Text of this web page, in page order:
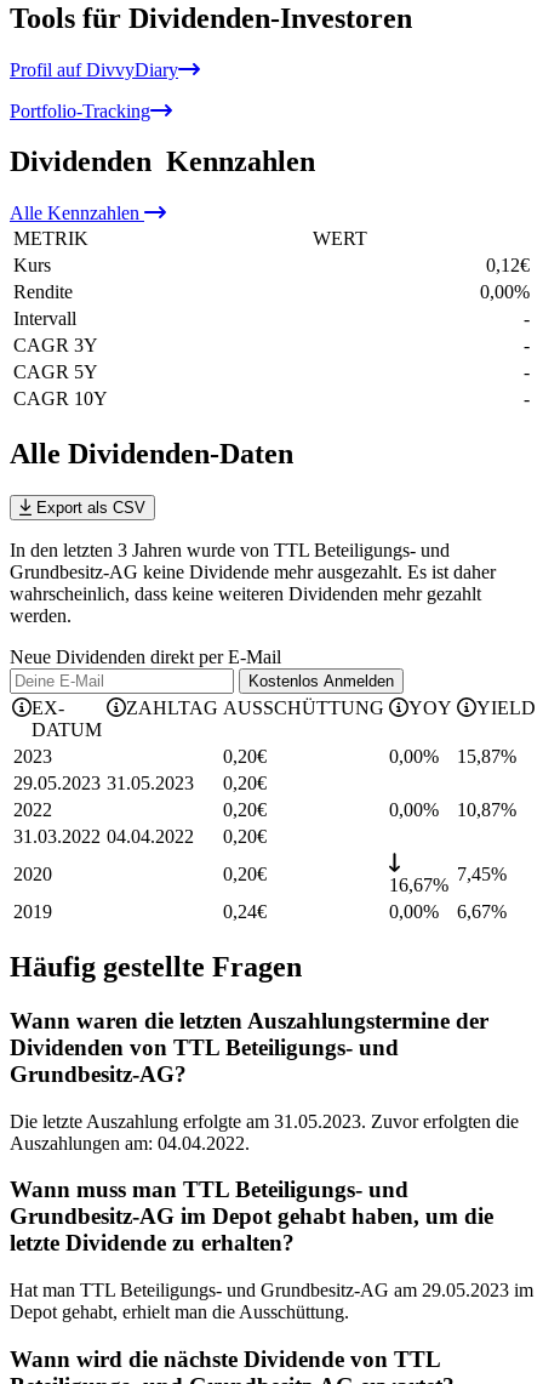
Tools für Dividenden-Investoren
Profil auf DivvyDiary
Portfolio-Tracking
Dividenden Kennzahlen
Alle Kennzahlen
METRIK
WERT
Kurs
0,12€
Rendite
0,00%
Intervall
-
CAGR 3Y
-
CAGR 5Y
-
CAGR 10Y
-
Alle Dividenden-Daten
Export als CSV
In den letzten 3 Jahren wurde von TTL Beteiligungs- und
Grundbesitz-AG keine Dividende mehr ausgezahlt. Es ist daher
wahrscheinlich, dass keine weiteren Dividenden mehr gezahlt
werden.
Neue Dividenden direkt per E-Mail
Kostenlos Anmelden
EX-
DATUM
ZAHLTAG AUSSCHÜTTUNG YOY YIELD
2023 0,20€ 0,00% 15,87%
29.05.2023 31.05.2023 0,20€
2022
0,20€ 0,00% 10,87%
31.03.2022 04.04.2022 0,20€
2020
0,20€
16,67%
7,45%
2019
0,24€ 0,00% 6,67%
Häufig gestellte Fragen
Wann waren die letzten Auszahlungstermine der
Dividenden von TTL Beteiligungs- und
Grundbesitz-AG?
Die letzte Auszahlung erfolgte am 31.05.2023. Zuvor erfolgten die
Auszahlungen am: 04.04.2022.
Wann muss man TTL Beteiligungs- und
Grundbesitz-AG im Depot gehabt haben, um die
letzte Dividende zu erhalten?
Hat man TTL Beteiligungs- und Grundbesitz-AG am 29.05.2023 im
Depot gehabt, erhielt man die Ausschüttung.
Wann wird die nächste Dividende von TTL